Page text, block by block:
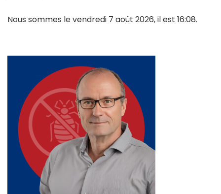
Nous sommes le vendredi 7 août 2026, il est 16:08.